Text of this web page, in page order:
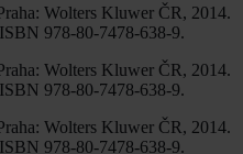
Wolters Kluwer ČR, 2014.
978-80-7478-638-9.
Wolters Kluwer ČR, 2014.
978-80-7478-638-9.
Wolters Kluwer ČR, 2014.
978-80-7478-638-9.